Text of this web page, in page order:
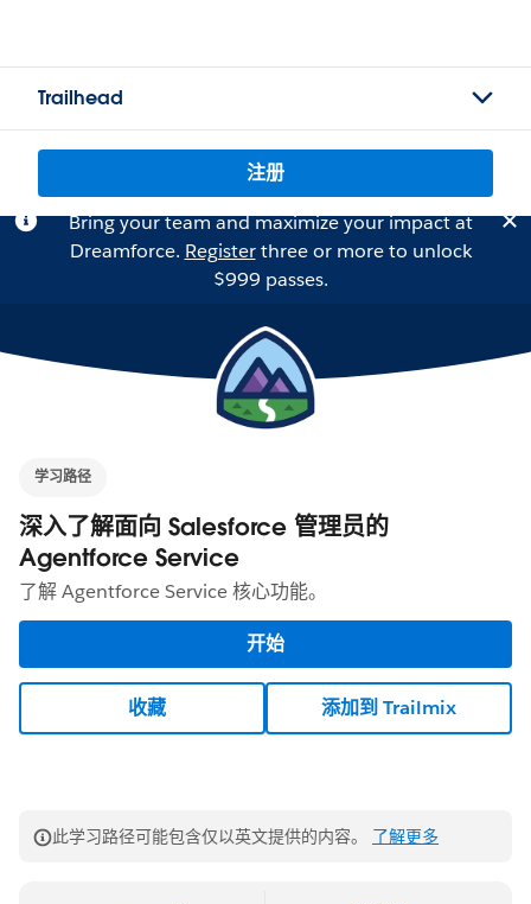
Trailhead
注册
Bring your team and maximize your impact at
Dreamforce. Registerthree or more to unlock
$999 passes.
学习路径
深入了解面向 Salesforce 管理员的
Agentforce Service
了解 Agentforce Service 核心功能。
开始
收藏 添加到 Trailmix
此学习路径可能包含仅以英文提供的内容。 了解更多